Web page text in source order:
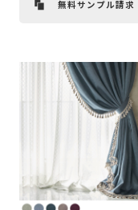
無料サンプル請求